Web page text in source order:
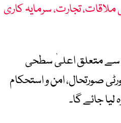
تجارت، سرمایہ کاری
سے متعلق اعلیٰ سطحی
امن و استحکام
جائے گا۔